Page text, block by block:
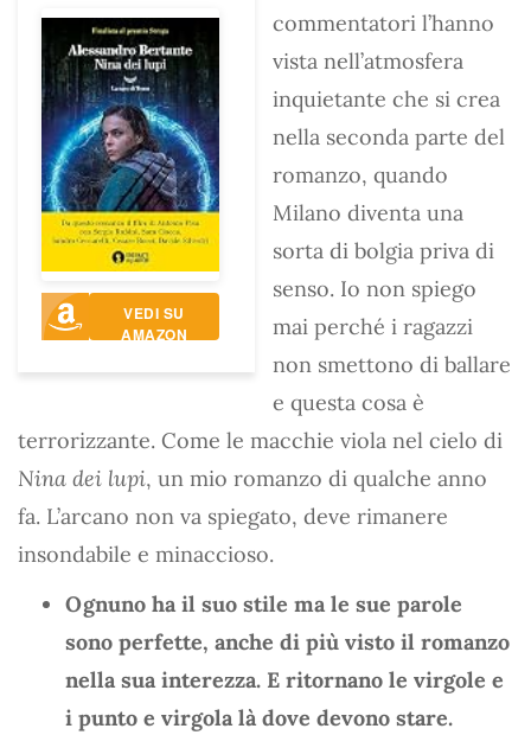
VEDI SU
AMAZON
commentatori l’hanno
vista nell’atmosfera
inquietante che si crea
nella seconda parte del
romanzo, quando
Milano diventa una
sorta di bolgia priva di
senso. Io non spiego
mai perché i ragazzi
non smettono di ballare
e questa cosa è
terrorizzante. Come le macchie viola nel cielo di
Nina dei lupi, un mio romanzo di qualche anno
fa. L’arcano non va spiegato, deve rimanere
insondabile e minaccioso.
Ognuno ha il suo stile ma le sue parole
sono perfette, anche di più visto il romanzo
nella sua interezza. E ritornano le virgole e
i punto e virgola là dove devono stare.